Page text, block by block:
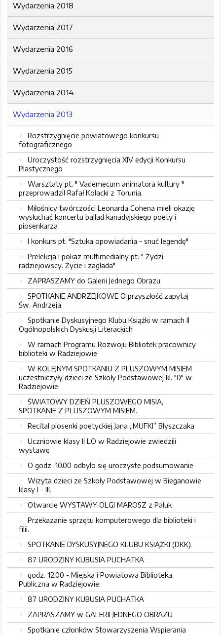
Wydarzenia 2018
Wydarzenia 2017
Wydarzenia 2016
Wydarzenia 2015
Wydarzenia 2014
Wydarzenia 2013
Rozstrzygnięcie powiatowego konkursu
fotograficznego
Uroczystość rozstrzygnięcia XIV edycji Konkursu
Plastycznego
Warsztaty pt. " Vademecum animatora kultury "
przeprowadził Rafał Kołacki z Torunia.
Miłośnicy twórczości Leonarda Cohena mieli okazję
wysłuchać koncertu ballad kanadyjskiego poety i
piosenkarza
I konkurs pt. "Sztuka opowiadania - snuć legendę"
Prelekcja i pokaz multimedialny pt. " Żydzi
radziejowscy. Życie i zagłada"
ZAPRASZAMY do Galerii Jednego Obrazu
SPOTKANIE ANDRZEJKOWE O przyszłość zapytaj
Św. Andrzeja.
Spotkanie Dyskusyjnego Klubu Książki w ramach II
Ogólnopolskich Dyskusji Literackich
W ramach Programu Rozwoju Bibliotek pracownicy
biblioteki w Radziejowie
W KOLEJNYM SPOTKANIU Z PLUSZOWYM MISIEM
uczestniczyły dzieci ze Szkoły Podstawowej kl. "0" w
Radziejowie.
ŚWIATOWY DZIEŃ PLUSZOWEGO MISIA,
SPOTKANIE Z PLUSZOWYM MISIEM.
Recital piosenki poetyckiej Jana „MUFKI” Błyszczaka
Uczniowie klasy II LO w Radziejowie zwiedzili
wystawę
O godz. 10.00 odbyło się uroczyste podsumowanie
Wizyta dzieci ze Szkoły Podstawowej w Bieganowie
klasy I - III.
Otwarcie WYSTAWY OLGI MAROSZ z Pałuk
Przekazanie sprzętu komputerowego dla biblioteki i
filii.
SPOTKANIE DYSKUSYJNEGO KLUBU KSIĄŻKI (DKK).
87 URODZINY KUBUSIA PUCHATKA
godz. 12.00 - Miejska i Powiatowa Biblioteka
Publiczna w Radziejowie:
87 URODZINY KUBUSIA PUCHATKA
ZAPRASZAMY w GALERII JEDNEGO OBRAZU
Spotkanie członków Stowarzyszenia Wspierania